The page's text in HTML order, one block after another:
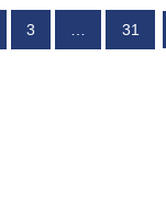
3 … 31